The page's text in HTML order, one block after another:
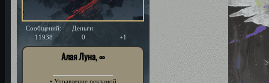
Сообщений:
11938
Деньги:
0
+1
Алая Луна, ∞
• Управление рекламой